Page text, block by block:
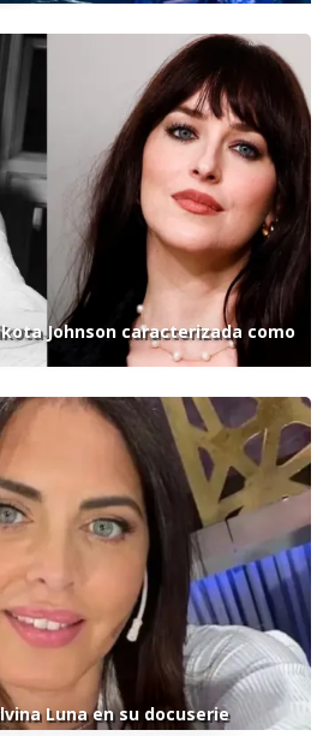
Johnson caracterizada como
Luna en su docuserie